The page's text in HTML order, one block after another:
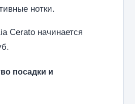
нотки.
Cerato начинается
посадки и